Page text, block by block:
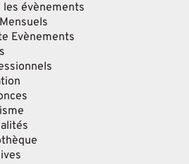
les évènements
Evènements